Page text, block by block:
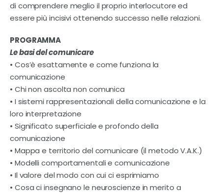
di comprendere meglio il proprio interlocutore ed
essere più incisivi ottenendo successo nelle relazioni.
PROGRAMMA
Le basi del comunicare
• Cos’è esattamente e come funziona la
comunicazione
• Chi non ascolta non comunica
• I sistemi rappresentazionali della comunicazione e la
loro interpretazione
• Significato superficiale e profondo della
comunicazione
• Mappa e territorio del comunicare (il metodo V.A.K.)
• Modelli comportamentali e comunicazione
• Il valore del modo con cui ci esprimiamo
• Cosa ci insegnano le neuroscienze in merito a